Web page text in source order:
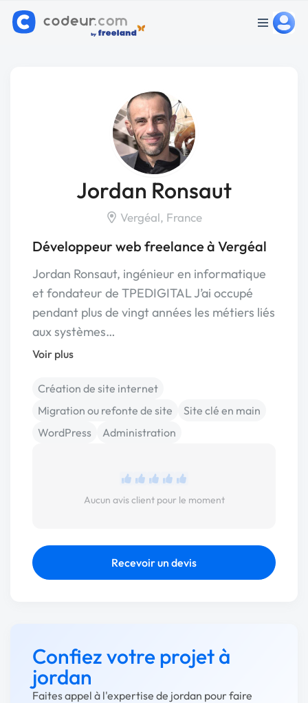
Jordan Ronsaut
Vergéal, France
Développeur web freelance à Vergéal
Jordan Ronsaut, ingénieur en informatique
et fondateur de TPEDIGITAL J’ai occupé
pendant plus de vingt années les métiers liés
aux systèmes…
Voir plus
Création de site internet
Migration ou refonte de site
Site clé en main
WordPress
Administration
Aucun avis client pour le moment
Recevoir un devis
Confiez votre projet à
jordan
Faites appel à l'expertise de jordan pour faire